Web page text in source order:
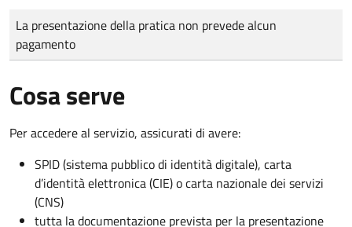
Tipo di pagamento
Importo
La presentazione della pratica non prevede alcun
pagamento
Cosa serve
Per accedere al servizio, assicurati di avere:
SPID (sistema pubblico di identità digitale), carta
d’identità elettronica (CIE) o carta nazionale dei servizi
(CNS)
tutta la documentazione prevista per la presentazione